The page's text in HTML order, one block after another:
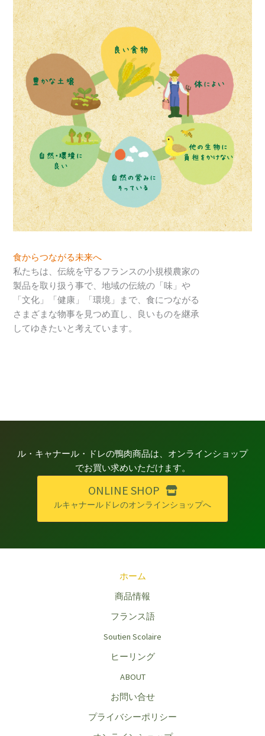
食からつながる未来へ
私たちは、伝統を守るフランスの小規模農家の
製品を取り扱う事で、地域の伝統の「味」や
「文化」「健康」「環境」まで、食につながる
さまざまな物事を見つめ直し、良いものを継承
してゆきたいと考えています。
ル・キャナール・ドレの鴨肉商品は、オンラインショップ
でお買い求めいただけます。
ONLINE SHOP
ルキャナールドレのオンラインショップへ
ホーム
商品情報
フランス語
Soutien Scolaire
ヒーリング
ABOUT
お問い合せ
プライバシーポリシー